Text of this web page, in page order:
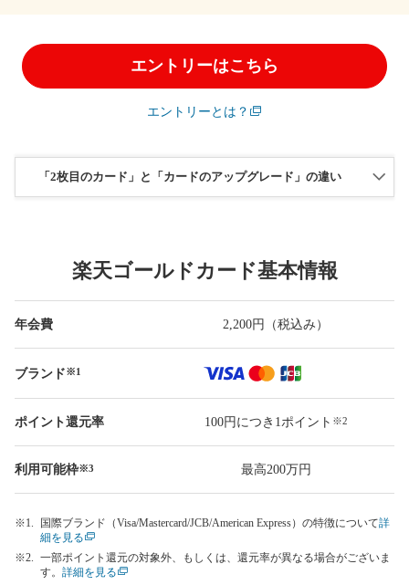
エントリーはこちら
エントリーとは？
「2枚目のカード」と「カードのアップグレード」の違い
楽天ゴールドカード基本情報
年会費 2,200円（税込み）
ブランド※1
ポイント還元率 100円につき 1ポイント ※2
利用可能枠※3 最高200万円
国際ブランド（Visa/Mastercard/JCB/American Express）の特徴について詳
細を見る
一部ポイント還元の対象外、もしくは、還元率が異なる場合がございま
す。 詳細を見る